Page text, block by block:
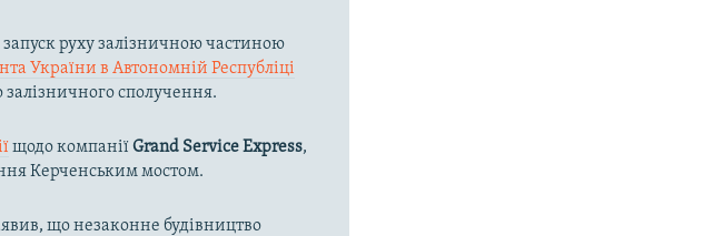
запуск руху залізничною частиною
України в Автономній Республіці
залізничного сполучення.
щодо компаніїGrand Service Express,
Керченським мостом.
що незаконне будівництво